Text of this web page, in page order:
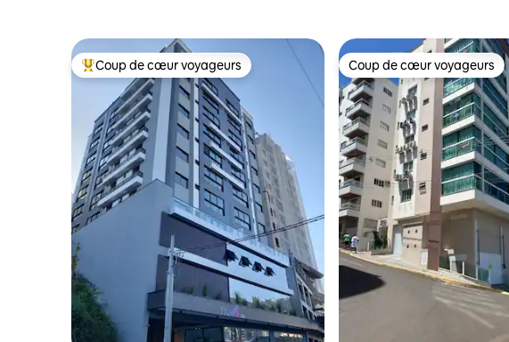
Coups de cœur voyageurs les plus appréciés
Coup de cœur voyageurs Coup de cœur voyageurs
Coup de cœur voyageurs